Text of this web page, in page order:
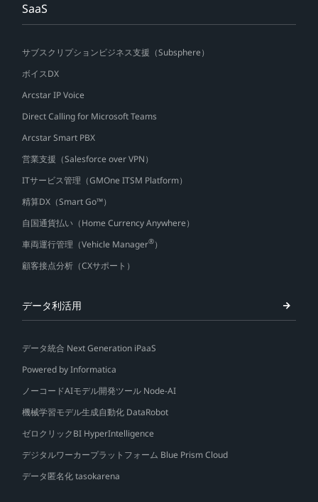
SaaS
サブスクリプションビジネス支援（Subsphere）
ボイスDX
Arcstar IP Voice
Direct Calling for Microsoft Teams
Arcstar Smart PBX
営業支援（Salesforce over VPN）
ITサービス管理（GMOne ITSM Platform）
精算DX（Smart Go™）
自国通貨払い（Home Currency Anywhere）
車両運行管理（Vehicle Manager®）
顧客接点分析（CXサポート）
データ利活用
データ統合 Next Generation iPaaS
Powered by Informatica
ノーコードAIモデル開発ツール Node-AI
機械学習モデル生成自動化 DataRobot
ゼロクリックBI HyperIntelligence
デジタルワーカープラットフォーム Blue Prism Cloud
データ匿名化 tasokarena